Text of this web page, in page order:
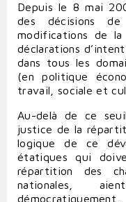
Depuis le 8 mai
des décisions
modifications de
déclarations
dans tous les
(en politique
travail, sociale et
Au-delà de ce
justice de la
logique de ce
étatiques qui
répartition des
nationales,